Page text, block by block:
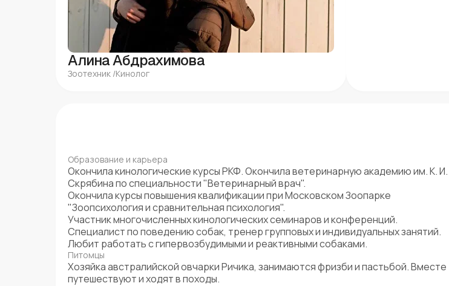
Алина Абдрахимова
Зоотехник /Кинолог
Образование и карьера
Окончила кинологические курсы РКФ. Окончила ветеринарную академию им. К. И.
Скрябина по специальности "Ветеринарный врач".
Окончила курсы повышения квалификации при Московском Зоопарке
"Зоопсихология и сравнительная психология".
Участник многочисленных кинологических семинаров и конференций.
Специалист по поведению собак, тренер групповых и индивидуальных занятий.
Любит работать с гипервозбудимыми и реактивными собаками.
Питомцы
Хозяйка австралийской овчарки Ричика, занимаются фризби и пастьбой. Вместе
путешествуют и ходят в походы.